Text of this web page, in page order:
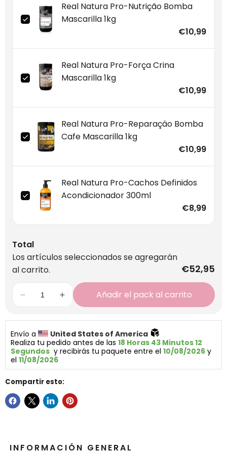
Real Natura Pro-Nutrição Bomba
Mascarilla 1kg
€10,99
Real Natura Pro-Força Crina
Mascarilla 1kg
€10,99
Real Natura Pro-Reparaçáo Bomba
Cafe Mascarilla 1kg
€10,99
Real Natura Pro-Cachos Definidos
Acondicionador 300ml
€8,99
Total
Los artículos seleccionados se agregarán
al carrito.
€52,95
Añadir el pack al carrito
Envío a
United States of America
Realiza tu pedido antes de las 18 Horas 43 Minutos 11
Segundos
  y recibirás tu paquete entre el
10/08/2026 y
el 11/08/2026
Compartir esto:
INFORMACIÓN GENERAL